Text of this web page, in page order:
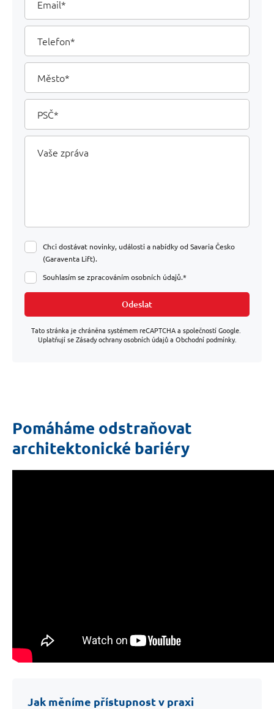
Telefon
Město
PSČ
Vaše
zpráva
Chci dostávat novinky, události a nabídky od Savaria Česko
(Garaventa Lift).
Souhlasím se zpracováním osobních údajů.*
Odeslat
Tato stránka je chráněna systémem reCAPTCHA a společností Google.
Uplatňují se Zásady ochrany osobních údajů a Obchodní podmínky.
Pomáháme odstraňovat
architektonické bariéry
Jak měníme přístupnost v praxi